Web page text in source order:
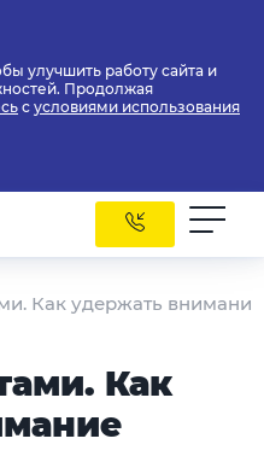
улучшить работу сайта и
Продолжая
с условиями использования
Как удержать
Как